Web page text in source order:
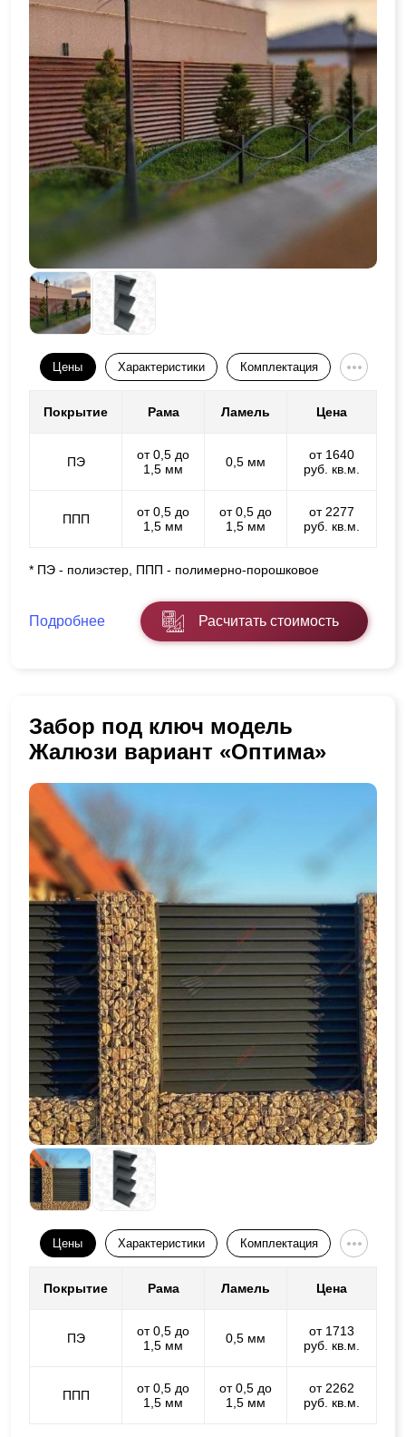
Цены Характеристики Комплектация
Покрытие Рама Ламель Цена
ПЭ
от 0,5 до
1,5 мм
0,5 мм
от 1640
руб. кв.м.
ППП
от 0,5 до
1,5 мм
от 0,5 до
1,5 мм
от 2277
руб. кв.м.
* ПЭ - полиэстер, ППП - полимерно-порошковое
Подробнее Расчитать стоимость
Забор под ключ модель
Жалюзи вариант «Оптима»
Цены Характеристики Комплектация
Покрытие Рама Ламель Цена
ПЭ
от 0,5 до
1,5 мм
0,5 мм
от 1713
руб. кв.м.
ППП
от 0,5 до
1,5 мм
от 0,5 до
1,5 мм
от 2262
руб. кв.м.